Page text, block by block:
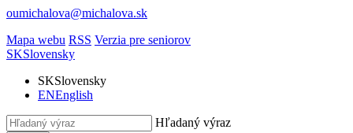
oumichalova@michalova.sk
Mapa webu RSS Verzia pre seniorov
SKSlovensky
SKSlovensky
ENEnglish
Hľadaný výraz